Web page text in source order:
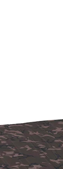
FOX
202 Kč
Původně: